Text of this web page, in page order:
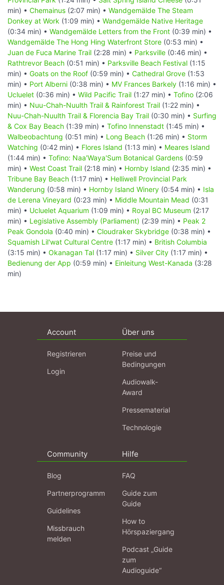
min) • Chemainus (2:07 min) • Wandgemälde The Steam
Donkey at Work (1:09 min) • Wandgemälde Native Heritage
(0:34 min) • Wandgemälde Letters from the Front (0:39 min) •
Wandgemälde The Hong Hing Waterfront Store (0:53 min) •
Juan de Fuca Marine Trail (2:28 min) • Parksville (0:46 min) •
Rathtrevor Beach (0:51 min) • Parksville Beach Festival (1:15
min) • Goats on the Roof (0:59 min) • Cathedral Grove (1:53
min) • Port Alberni (0:38 min) • MV Frances Barkely (1:16 min) •
Ucluelet (0:36 min) • Wild Pacific Trail (1:27 min) • Tofino (2:06
min) • Nuu-Chah-Nuulth Trail & Rainforest Trail (1:22 min) •
Nuu-Chah-Nuulth Trail & Florencia Bay Trail (0:30 min) • Surfing
& Cox Bay Beach (1:39 min) • Tofino Innenstadt (1:45 min) •
Walbeobachtung (0:51 min) • Long Beach (1:26 min) • Storm
Watching (0:42 min) • Flores Island (1:13 min) • Meares Island
(1:44 min) • Tofino: Naa'Waya'Sum Botanical Gardens (0:59
min) • West Coast Trail (2:18 min) • Hornby Island (2:35 min) •
Tribune Bay Beach (1:17 min) • Helliwell Provincial Park
Wanderung (0:58 min) • Hornby Island Winery (0:54 min) • Isla
de Lerena Vineyard (0:23 min) • Middle Mountain Mead (0:31
min) • Ucluelet Aquarium (1:09 min) • Royal BC Museum (2:17
min) • Legislative Assembly (Parliament) (2:39 min) • Peak 2
Peak Gondola (0:40 min) • Cloudraker Skybridge (0:38 min) •
Squamish Lil'wat Cultural Centre (1:17 min) • British Columbia
(3:15 min) • Okanagan Tal (1:17 min) • Silver City (1:17 min) •
Bedienung der App (0:59 min) • Einleitung West-Kanada (3:28
min)
Account
Registrieren
Login
Über uns
Preise und
Bedingungen
Audiowalk-
Award
Pressematerial
Technologie
Community
Blog
Partnerprogramm
Guidelines
Missbrauch
melden
Hilfe
FAQ
Guide zum
Guide
How to
Hörspaziergang
Podcast „Guide
zum
Audioguide“